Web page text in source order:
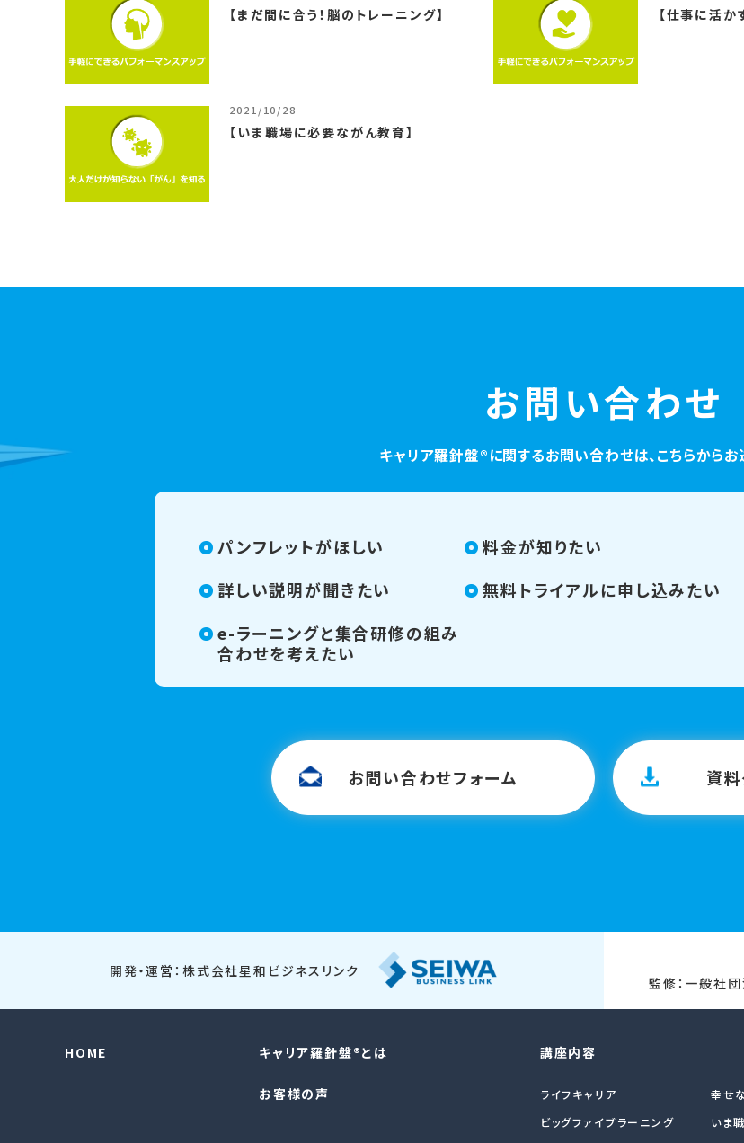
【まだ間に合う！脳のトレーニング】 【仕事に活か
2021/10/28
【いま職場に必要ながん教育】
お問い合わせ
キャリア羅針盤®︎に関するお問い合わせは、こちらからお
パンフレットがほしい
料金が知りたい
詳しい説明が聞きたい
無料トライアルに申し込みたい
e-ラーニングと集合研修の組み
合わせを考えたい
お問い合わせフォーム 資
開発・運営：株式会社星和ビジネスリンク
監修：一般社
HOME キャリア羅針盤®︎とは
お客様の声
講座内容
ライフキャリア
ビッグファイブラーニング
幸せ
いま